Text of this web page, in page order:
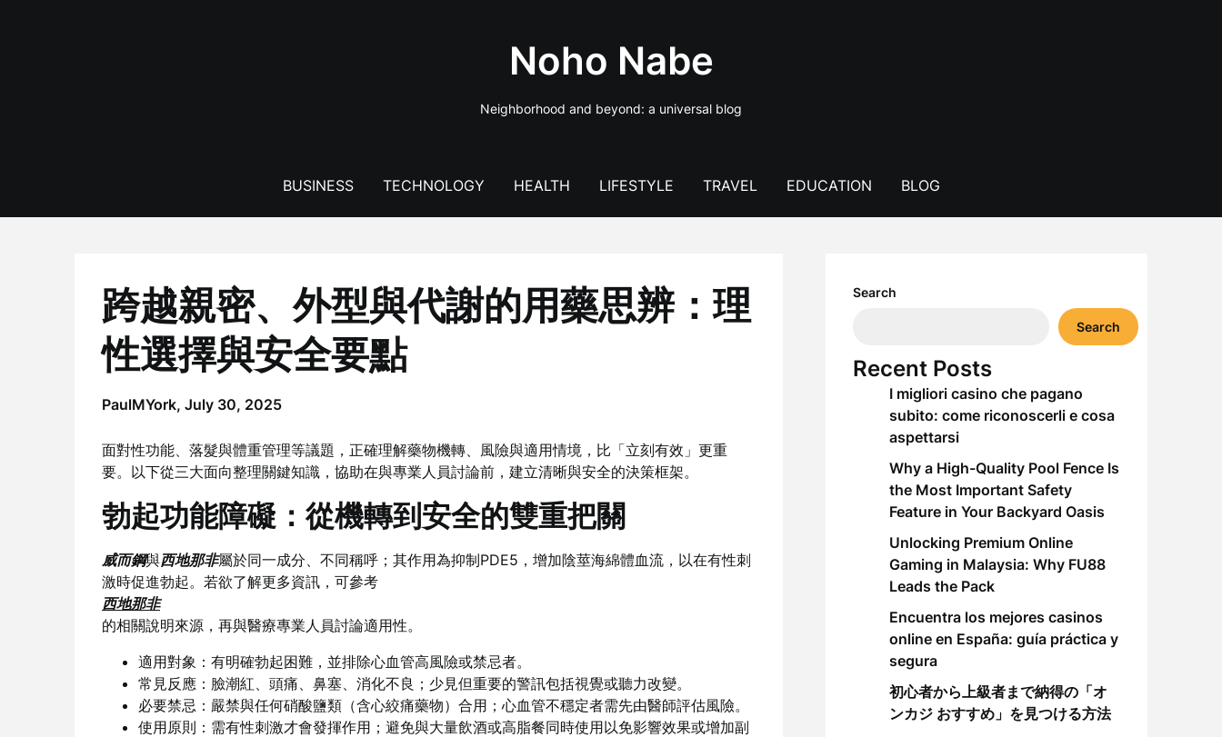
Noho Nabe
Neighborhood and beyond: a universal blog
BUSINESS TECHNOLOGY HEALTH LIFESTYLE TRAVEL EDUCATION BLOG
跨越親密、外型與代謝的用藥思辨：理
性選擇與安全要點
PaulMYork, July 30, 2025
面對性功能、落髮與體重管理等議題，正確理解藥物機轉、風險與適用情境，比「立刻有效」更重
要。以下從三大面向整理關鍵知識，協助在與專業人員討論前，建立清晰與安全的決策框架。
勃起功能障礙：從機轉到安全的雙重把關
威而鋼與西地那非屬於同一成分、不同稱呼；其作用為抑制PDE5，增加陰莖海綿體血流，以在有性刺
激時促進勃起。若欲了解更多資訊，可參考
西地那非
的相關說明來源，再與醫療專業人員討論適用性。
適用對象：有明確勃起困難，並排除心血管高風險或禁忌者。
常見反應：臉潮紅、頭痛、鼻塞、消化不良；少見但重要的警訊包括視覺或聽力改變。
必要禁忌：嚴禁與任何硝酸鹽類（含心絞痛藥物）合用；心血管不穩定者需先由醫師評估風險。
使用原則：需有性刺激才會發揮作用；避免與大量飲酒或高脂餐同時使用以免影響效果或增加副
Search
Search
Recent Posts
I migliori casino che pagano
subito: come riconoscerli e cosa
aspettarsi
Why a High-Quality Pool Fence Is
the Most Important Safety
Feature in Your Backyard Oasis
Unlocking Premium Online
Gaming in Malaysia: Why FU88
Leads the Pack
Encuentra los mejores casinos
online en España: guía práctica y
segura
初心者から上級者まで納得の「オ
ンカジ おすすめ」を見つける方法